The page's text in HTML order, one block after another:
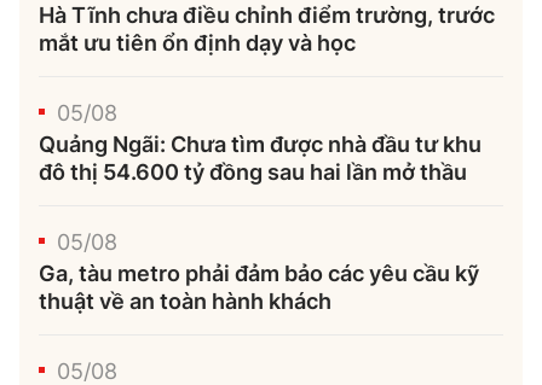
Hà Tĩnh chưa điều chỉnh điểm trường, trước
mắt ưu tiên ổn định dạy và học
05/08
Quảng Ngãi: Chưa tìm được nhà đầu tư khu
đô thị 54.600 tỷ đồng sau hai lần mở thầu
05/08
Ga, tàu metro phải đảm bảo các yêu cầu kỹ
thuật về an toàn hành khách
05/08